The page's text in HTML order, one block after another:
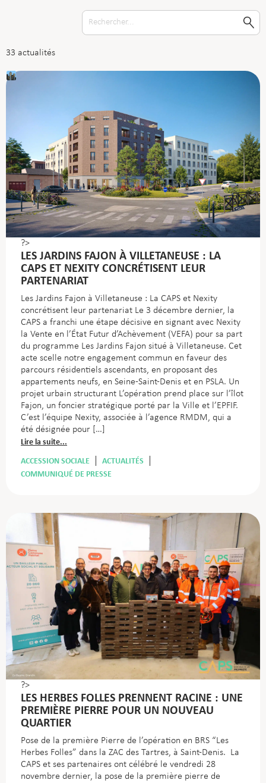
33 actualités
?>
LES JARDINS FAJON À VILLETANEUSE : LA
CAPS ET NEXITY CONCRÉTISENT LEUR
PARTENARIAT
Les Jardins Fajon à Villetaneuse : La CAPS et Nexity
concrétisent leur partenariat Le 3 décembre dernier, la
CAPS a franchi une étape décisive en signant avec Nexity
la Vente en l’État Futur d’Achèvement (VEFA) pour sa part
du programme Les Jardins Fajon situé à Villetaneuse. Cet
acte scelle notre engagement commun en faveur des
parcours résidentiels ascendants, en proposant des
appartements neufs, en Seine-Saint-Denis et en PSLA. Un
projet urbain structurant L’opération prend place sur l’îlot
Fajon, un foncier stratégique porté par la Ville et l’EPFIF.
C’est l’équipe Nexity, associée à l’agence RMDM, qui a
été désignée pour […]
Lire la suite...
ACCESSION SOCIALE
ACTUALITÉS
COMMUNIQUÉ DE PRESSE
?>
LES HERBES FOLLES PRENNENT RACINE : UNE
PREMIÈRE PIERRE POUR UN NOUVEAU
QUARTIER
Pose de la première Pierre de l’opération en BRS “Les
Herbes Folles” dans la ZAC des Tartres, à Saint-Denis. La
CAPS et ses partenaires ont célébré le vendredi 28
novembre dernier, la pose de la première pierre de